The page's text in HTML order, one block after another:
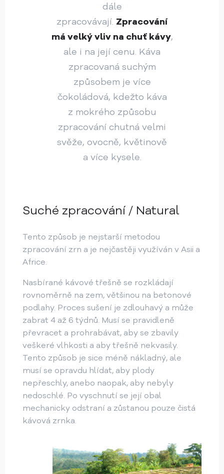
dále
zpracovávají. Zpracování
má velký vliv na chuť kávy,
ale i na její cenu. Káva
zpracovaná suchým
způsobem je více
čokoládová, kdežto káva
z mokrého způsobu
zpracování chutná velmi
svěže, ovocně, květinově
a více kysele.
Suché zpracování / Natural
Tento způsob je nejstarší metodou
zpracování zrn a je nejčastěji využíván v Asii a
Africe.
Nasbírané kávové třešně se rozkládají
rovnoměrně na zem, většinou na betonové
podlahy. Proces sušení je zdlouhavý a může
zabrat 4 až 6 týdnů. Musí se pravidleně
převracet a prohrabávat, aby se zbavily
veškeré vlhkosti a aby třešně nekvasily.
Tento způsob je sice méně nákladný, ale
musí se opravdu hlídat, aby plody
nepřeschly, anebo naopak, aby nebyly
nedoschlé. Po vyschnutí se její obal
mechanicky odstraní a zůstanou pouze čistá
kávová zrnka.